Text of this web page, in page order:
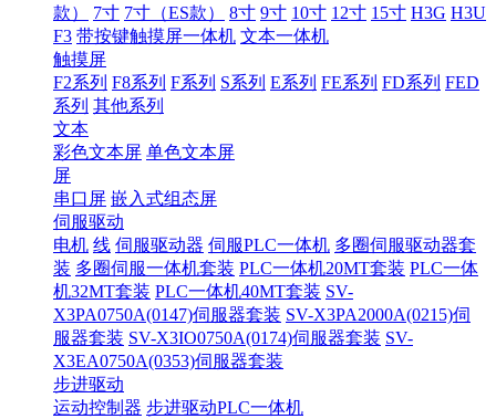
款）
7寸 7寸（ES款） 8寸 9寸 10寸 12寸 15寸 H3G H3U
F3 带按键触摸屏一体机 文本一体机
触摸屏
F2系列 F8系列 F系列 S系列 E系列 FE系列 FD系列 FED
系列 其他系列
文本
彩色文本屏 单色文本屏
屏
串口屏 嵌入式组态屏
伺服驱动
电机 线 伺服驱动器 伺服PLC一体机 多圈伺服驱动器套
装 多圈伺服一体机套装 PLC一体机20MT套装 PLC一体
机32MT套装 PLC一体机40MT套装 SV-
X3PA0750A(0147)伺服器套装 SV-X3PA2000A(0215)伺
服器套装 SV-X3IO0750A(0174)伺服器套装 SV-
X3EA0750A(0353)伺服器套装
步进驱动
运动控制器 步进驱动PLC一体机